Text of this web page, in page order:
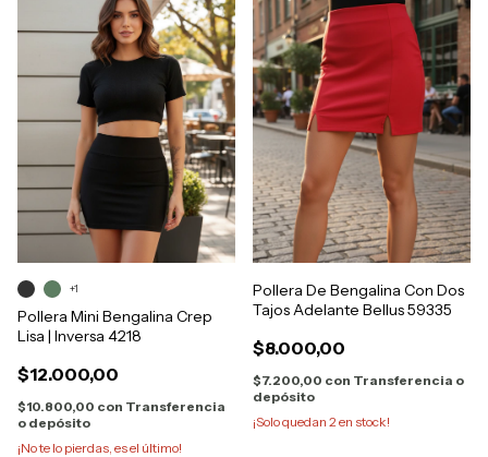
Pollera Mini Bengalina Crep
Lisa | Inversa 4218
$12.000,00
$10.800,00 con Transferencia
o depósito
¡No te lo pierdas, es el último!
+1
Pollera De Bengalina Con Dos
Tajos Adelante Bellus 59335
$8.000,00
$7.200,00 con Transferencia o
depósito
¡Solo quedan 2 en stock!